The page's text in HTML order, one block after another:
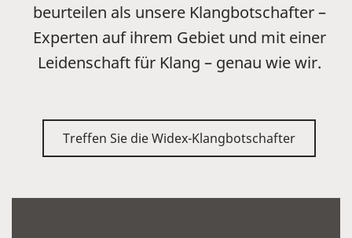
beurteilen als unsere Klangbotschafter –
Experten auf ihrem Gebiet und mit einer
Leidenschaft für Klang – genau wie wir.
Treffen Sie die Widex-Klangbotschafter